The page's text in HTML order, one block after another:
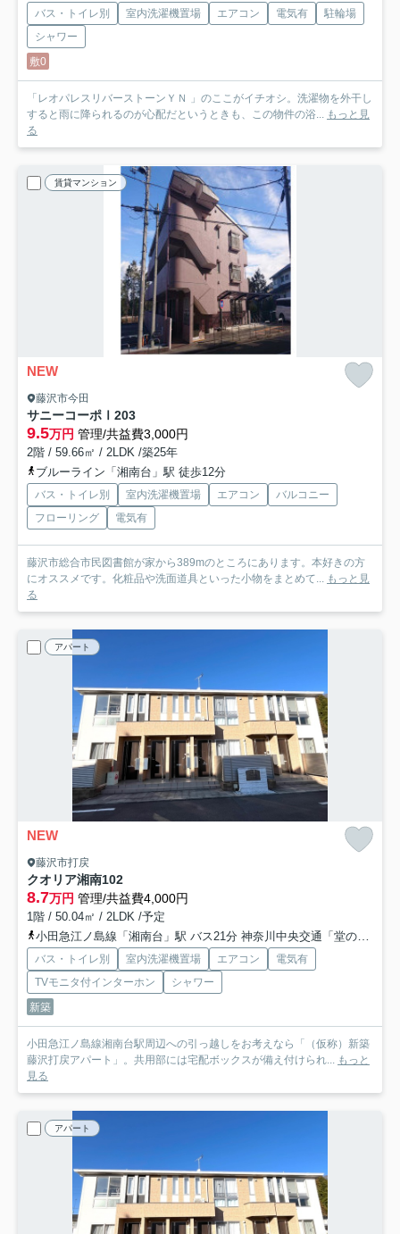
バス・トイレ別 室内洗濯機置場 エアコン 電気有
駐輪場
シャワー
敷0
「レオパレスリバーストーンＹＮ 」のここがイチオシ。洗濯物を外干し
すると雨に降られるのが心配だというときも、この物件の浴... もっと見
る
賃貸マンション
NEW
藤沢市今田
サニーコーポⅠ 203
9.5万円 管理/共益費3,000円
2階 / 59.66㎡ / 2LDK /築25年
ブルーライン「湘南台」駅 徒歩12分
バス・トイレ別 室内洗濯機置場 エアコン
バルコニー
フローリング
電気有
藤沢市総合市民図書館が家から389mのところにあります。本好きの方
にオススメです。化粧品や洗面道具といった小物をまとめて... もっと見
る
アパート
NEW
藤沢市打戻
クオリア湘南102
8.7万円 管理/共益費4,000円
1階 / 50.04㎡ / 2LDK /予定
小田急江ノ島線「湘南台」駅 バス21分 神奈川中央交通「堂の前（藤沢市）」 停歩4分
バス・トイレ別 室内洗濯機置場 エアコン
電気有
TVモニタ付インターホン
シャワー
新築
小田急江ノ島線湘南台駅周辺への引っ越しをお考えなら「（仮称）新築
藤沢打戻アパート」。共用部には宅配ボックスが備え付けられ... もっと
見る
アパート